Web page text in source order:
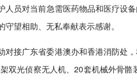
人员对当前急需医药物品和医疗设
望相助、无私奉献表示感谢。
对接广东省委港澳办和香港消防处
双光侦察无人机、20套机械外骨